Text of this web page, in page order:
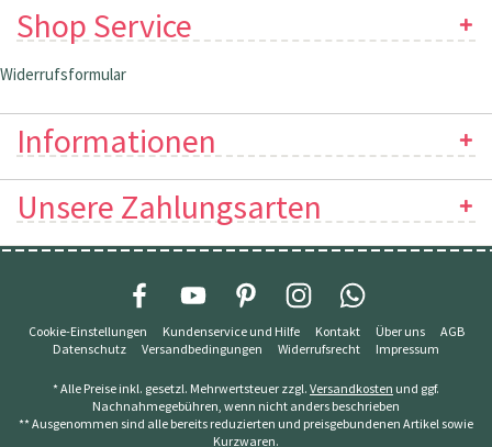
Shop Service
Widerrufsformular
Informationen
Unsere Zahlungsarten
Cookie-Einstellungen Kundenservice und Hilfe Kontakt Über uns
AGB
Datenschutz
Versandbedingungen Widerrufsrecht Impressum
* Alle Preise inkl. gesetzl. Mehrwertsteuer zzgl. Versandkosten und ggf.
Nachnahmegebühren, wenn nicht anders beschrieben
** Ausgenommen sind alle bereits reduzierten und preisgebundenen Artikel sowie
Kurzwaren.